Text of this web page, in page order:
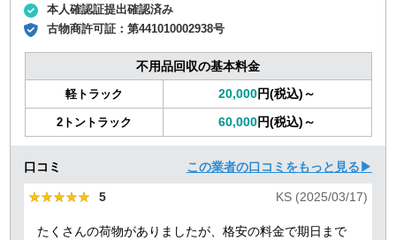
本人確認証提出確認済み
古物商許可証：第441010002938号
不用品回収の基本料金
軽トラック 20,000円(税込)～
2トントラック 60,000円(税込)～
口コミ この業者の口コミをもっと見る▶
★★★★★
★★★★★ 5 KS (2025/03/17)
たくさんの荷物がありましたが、格安の料金で期日まで